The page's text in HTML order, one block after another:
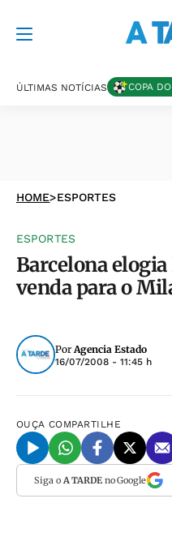
ÚLTIMAS NOTÍCIAS COPA
HOME>ESPORTES
ESPORTES
Barcelona
venda para o
PorAgencia Estado
16/07/2008 - 11:45 h
OUÇA COMPARTILHE
Siga o A TARDEno Google